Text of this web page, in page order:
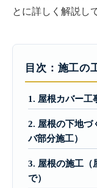
とに詳しく解説し
目次：施工の
1. 屋根カバー工
2. 屋根の下地づ
バ部分施工）
3. 屋根の施工（
で）